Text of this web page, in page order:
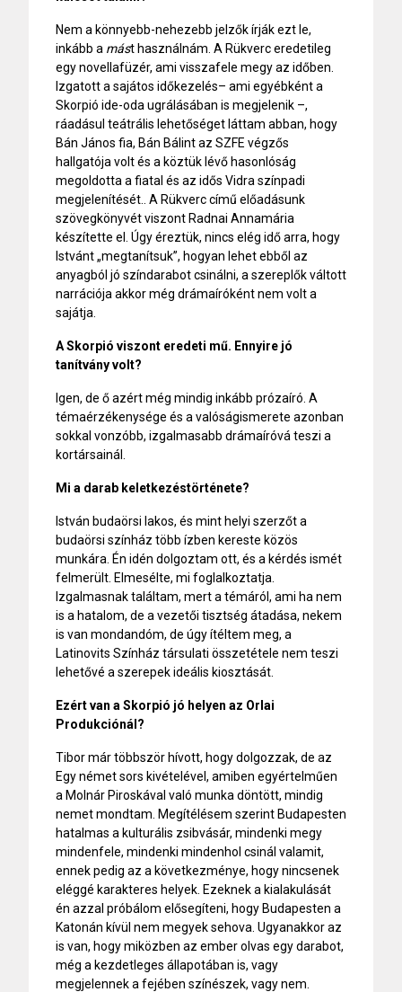
Nem a könnyebb-nehezebb jelzők írják ezt le,
inkább a mást használnám. A Rükverc eredetileg
egy novellafüzér, ami visszafele megy az időben.
Izgatott a sajátos időkezelés– ami egyébként a
Skorpió ide-oda ugrálásában is megjelenik –,
ráadásul teátrális lehetőséget láttam abban, hogy
Bán János fia, Bán Bálint az SZFE végzős
hallgatója volt és a köztük lévő hasonlóság
megoldotta a fiatal és az idős Vidra színpadi
megjelenítését.. A Rükverc című előadásunk
szövegkönyvét viszont Radnai Annamária
készítette el. Úgy éreztük, nincs elég idő arra, hogy
Istvánt „megtanítsuk”, hogyan lehet ebből az
anyagból jó színdarabot csinálni, a szereplők váltott
narrációja akkor még drámaíróként nem volt a
sajátja.
A Skorpió viszont eredeti mű. Ennyire jó
tanítvány volt?
Igen, de ő azért még mindig inkább prózaíró. A
témaérzékenysége és a valóságismerete azonban
sokkal vonzóbb, izgalmasabb drámaíróvá teszi a
kortársainál.
Mi a darab keletkezéstörténete?
István budaörsi lakos, és mint helyi szerzőt a
budaörsi színház több ízben kereste közös
munkára. Én idén dolgoztam ott, és a kérdés ismét
felmerült. Elmesélte, mi foglalkoztatja.
Izgalmasnak találtam, mert a témáról, ami ha nem
is a hatalom, de a vezetői tisztség átadása, nekem
is van mondandóm, de úgy ítéltem meg, a
Latinovits Színház társulati összetétele nem teszi
lehetővé a szerepek ideális kiosztását.
Ezért van a Skorpió jó helyen az Orlai
Produkciónál?
Tibor már többször hívott, hogy dolgozzak, de az
Egy német sors kivételével, amiben egyértelműen
a Molnár Piroskával való munka döntött, mindig
nemet mondtam. Megítélésem szerint Budapesten
hatalmas a kulturális zsibvásár, mindenki megy
mindenfele, mindenki mindenhol csinál valamit,
ennek pedig az a következménye, hogy nincsenek
eléggé karakteres helyek. Ezeknek a kialakulását
én azzal próbálom elősegíteni, hogy Budapesten a
Katonán kívül nem megyek sehova. Ugyanakkor az
is van, hogy miközben az ember olvas egy darabot,
még a kezdetleges állapotában is, vagy
megjelennek a fejében színészek, vagy nem.